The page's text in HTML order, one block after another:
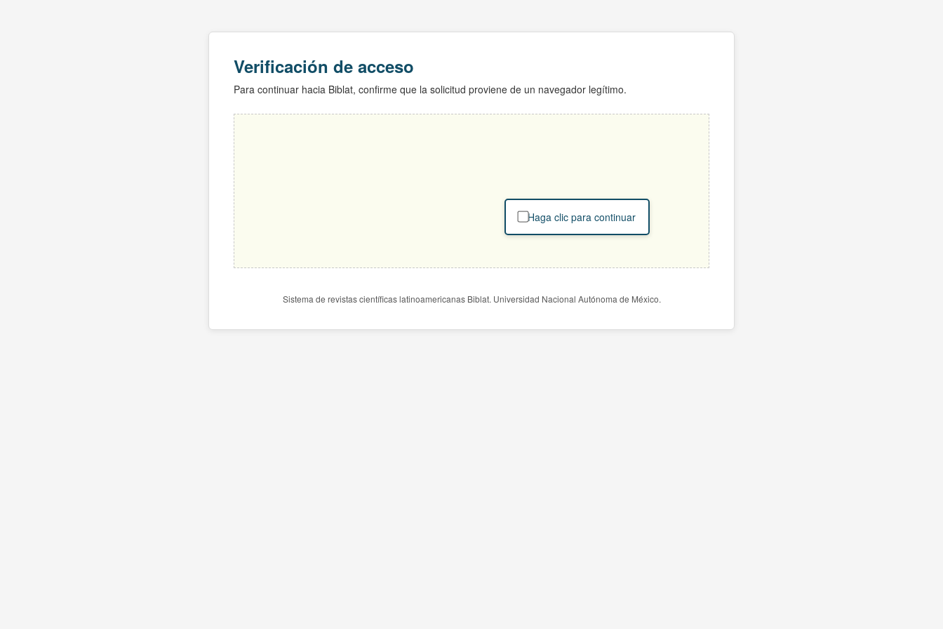
Verificación de acceso
Para continuar hacia Biblat, confirme que la solicitud proviene de un navegador legítimo.
Haga clic para continuar
Sistema de revistas científicas latinoamericanas Biblat. Universidad Nacional Autónoma de México.